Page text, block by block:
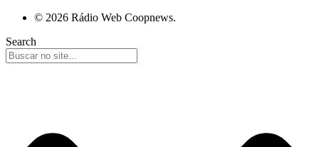
© 2026 Rádio Web Coopnews.
Search